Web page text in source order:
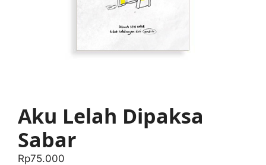
Aku Lelah Dipaksa
Sabar
Rp75.000